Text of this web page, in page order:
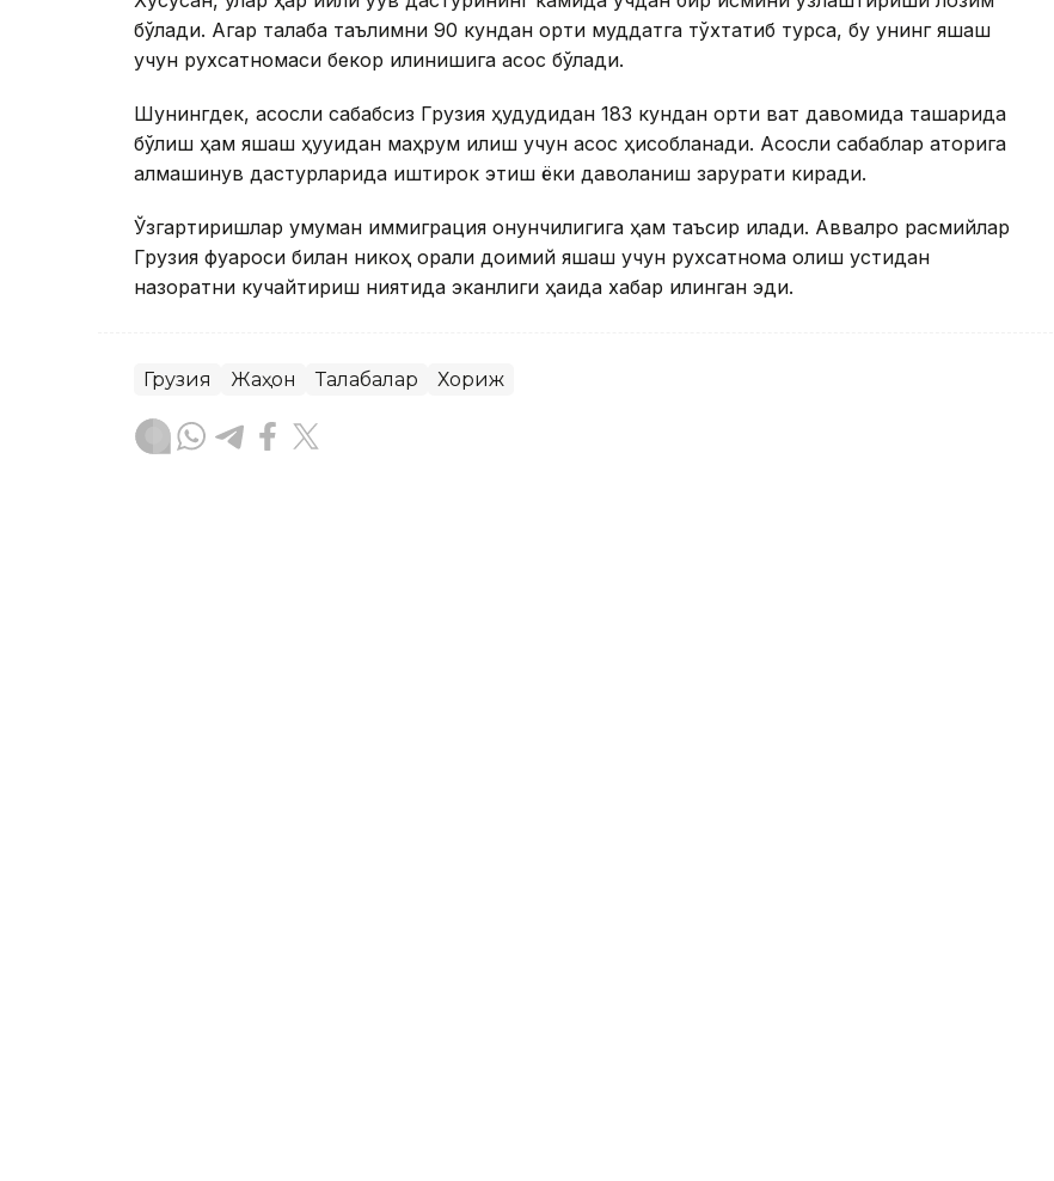
бўлади. Агар талаба таълимни 90 кундан ортиқ муддатга тўхтатиб турса, бу унинг яшаш
учун рухсатномаси бекор қилинишига асос бўлади.
Шунингдек, асосли сабабсиз Грузия ҳудудидан 183 кундан ортиқ вақт давомида ташқарида
бўлиш ҳам яшаш ҳуқуқидан маҳрум қилиш учун асос ҳисобланади. Асосли сабаблар қаторига
алмашинув дастурларида иштирок этиш ёки даволаниш зарурати киради.
Ўзгартиришлар умуман иммиграция қонунчилигига ҳам таъсир қилади. Аввалроқ расмийлар
Грузия фуқароси билан никоҳ орқали доимий яшаш учун рухсатнома олиш устидан
назоратни кучайтириш ниятида эканлиги ҳақида хабар қилинган эди.
Грузия Жаҳон Талабалар Хориж